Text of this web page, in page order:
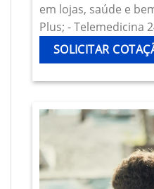
em lojas, saúde e
Plus; - Telemedicina
SOLICITAR